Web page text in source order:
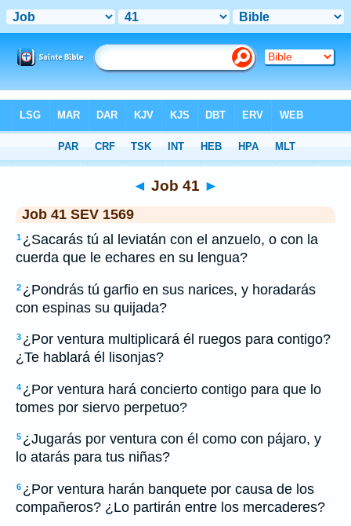
> Job 41
◄ Job 41 ►
Job 41 SEV 1569
1 ¿Sacarás tú al leviatán con el anzuelo, o con la
cuerda que le echares en su lengua?
2 ¿Pondrás tú garfio en sus narices, y horadarás
con espinas su quijada?
3 ¿Por ventura multiplicará él ruegos para contigo?
¿Te hablará él lisonjas?
4 ¿Por ventura hará concierto contigo para que lo
tomes por siervo perpetuo?
5 ¿Jugarás por ventura con él como con pájaro, y
lo atarás para tus niñas?
6 ¿Por ventura harán banquete por causa de los
compañeros? ¿Lo partirán entre los mercaderes?